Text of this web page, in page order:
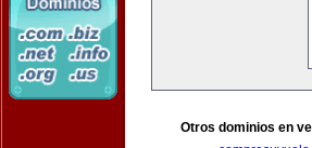
Otros dominios en